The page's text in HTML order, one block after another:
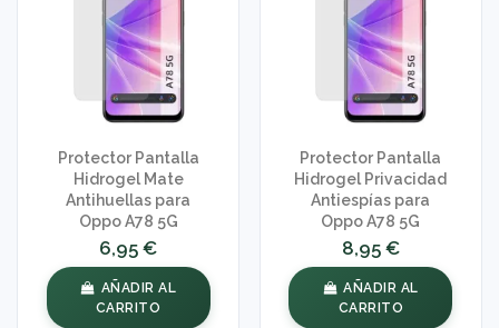
Protector Pantalla
Hidrogel Mate
Antihuellas para
Oppo A78 5G
6,95 €
AÑADIR AL
CARRITO
Protector Pantalla
Hidrogel Privacidad
Antiespías para
Oppo A78 5G
8,95 €
AÑADIR AL
CARRITO